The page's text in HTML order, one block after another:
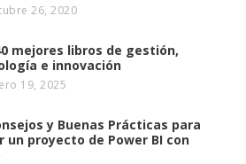
26, 2020
mejores libros de gestión,
e innovación
19, 2025
y Buenas Prácticas para
un proyecto de Power BI con